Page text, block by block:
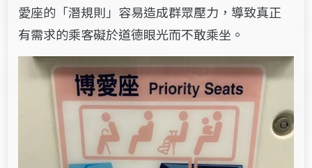
愛座的「潛規則」容易造成群眾壓力，導致真正
有需求的乘客礙於道德眼光而不敢乘坐。